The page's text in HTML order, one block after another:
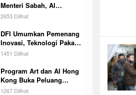
Menteri Sabah, Al
Washliyah Beri Apresiasi
2653 Dilihat
DFI Umumkan Pemenang
Inovasi, Teknologi Pakan
Kurangi Emisi Bikin
1451 Dilihat
Program Art dan AI Hong
Kong Buka Peluang
Beasiswa Pemimpin Muda
1267 Dilihat